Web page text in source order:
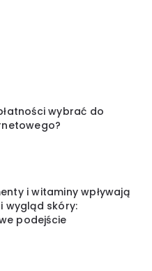
wybrać do
i witaminy wpływają
wygląd skóry:
podejście